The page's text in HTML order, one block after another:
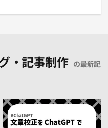
・記事制作 の最新記